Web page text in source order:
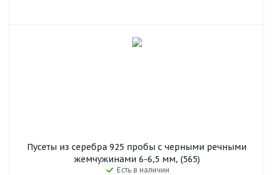
Пусеты из серебра 925 пробы с черными речными
жемчужинами 6-6,5 мм, (565)
Есть в наличии